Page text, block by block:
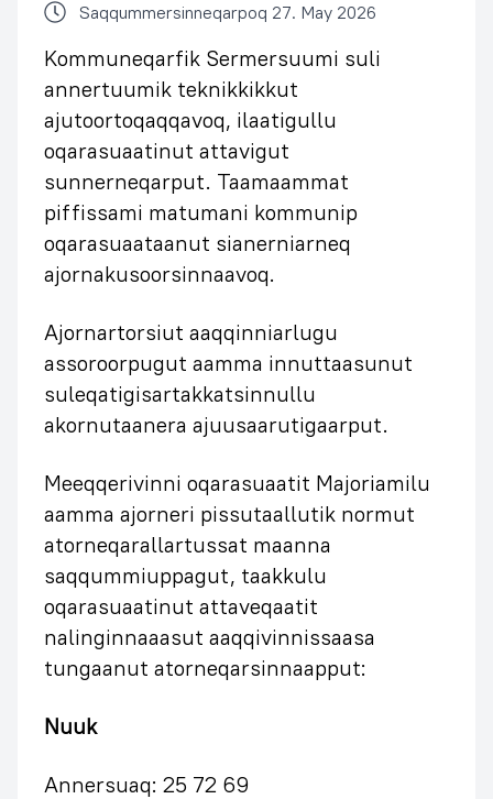
Saqqummersinneqarpoq 27. May 2026
Kommuneqarfik Sermersuumi suli
annertuumik teknikkikkut
ajutoortoqaqqavoq, ilaatigullu
oqarasuaatinut attavigut
sunnerneqarput. Taamaammat
piffissami matumani kommunip
oqarasuaataanut sianerniarneq
ajornakusoorsinnaavoq.
Ajornartorsiut aaqqinniarlugu
assoroorpugut aamma innuttaasunut
suleqatigisartakkatsinnullu
akornutaanera ajuusaarutigaarput.
Meeqqerivinni oqarasuaatit Majoriamilu
aamma ajorneri pissutaallutik normut
atorneqarallartussat maanna
saqqummiuppagut, taakkulu
oqarasuaatinut attaveqaatit
nalinginnaaasut aaqqivinnissaasa
tungaanut atorneqarsinnaapput:
Nuuk
Annersuaq: 25 72 69